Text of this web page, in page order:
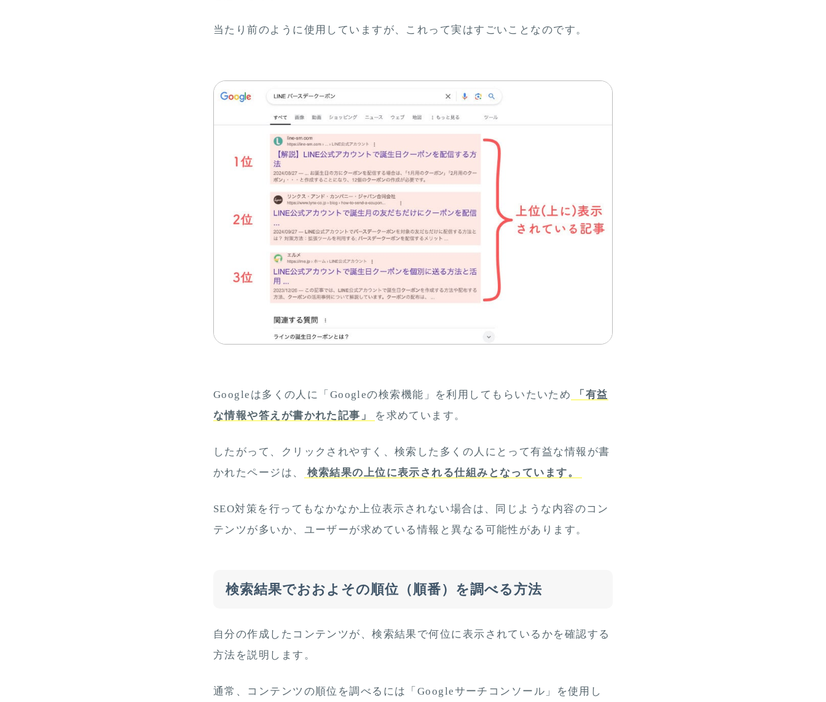
当たり前のように使用していますが、これって実はすごいことなのです。
Googleは多くの人に「Googleの検索機能」を利用してもらいたいため
「有益
な情報や答えが書かれた記事」
を求めています。
したがって、クリックされやすく、検索した多くの人にとって有益な情報が書
かれたページは、
検索結果の上位に表示される仕組みとなっています。
SEO対策を行ってもなかなか上位表示されない場合は、同じような内容のコン
テンツが多いか、ユーザーが求めている情報と異なる可能性があります。
検索結果でおおよその順位（順番）を調べる方法
自分の作成したコンテンツが、検索結果で何位に表示されているかを確認する
方法を説明します。
通常、コンテンツの順位を調べるには「Googleサーチコンソール」を使用し